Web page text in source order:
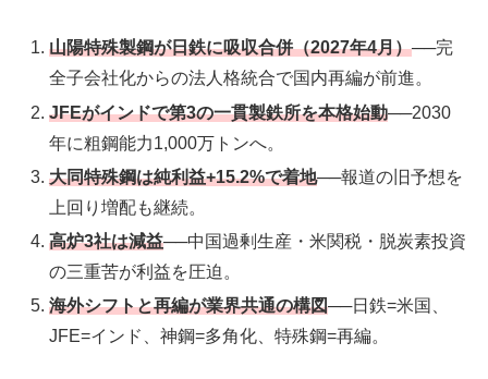
山陽特殊製鋼が日鉄に吸収合併（2027年4月）──完
全子会社化からの法人格統合で国内再編が前進。
JFEがインドで第3の一貫製鉄所を本格始動──2030
年に粗鋼能力1,000万トンへ。
大同特殊鋼は純利益+15.2%で着地──報道の旧予想を
上回り増配も継続。
高炉3社は減益──中国過剰生産・米関税・脱炭素投資
の三重苦が利益を圧迫。
海外シフトと再編が業界共通の構図──日鉄=米国、
JFE=インド、神鋼=多角化、特殊鋼=再編。